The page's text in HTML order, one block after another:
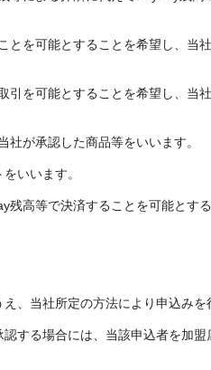
とを可能とすることを希望し、当
引を可能とすることを希望し、当
社が承認した商品等をいいます。
いいます。
残高等で決済することを可能とす
、当社所定の方法により申込みを
する場合には、当該申込者を加盟